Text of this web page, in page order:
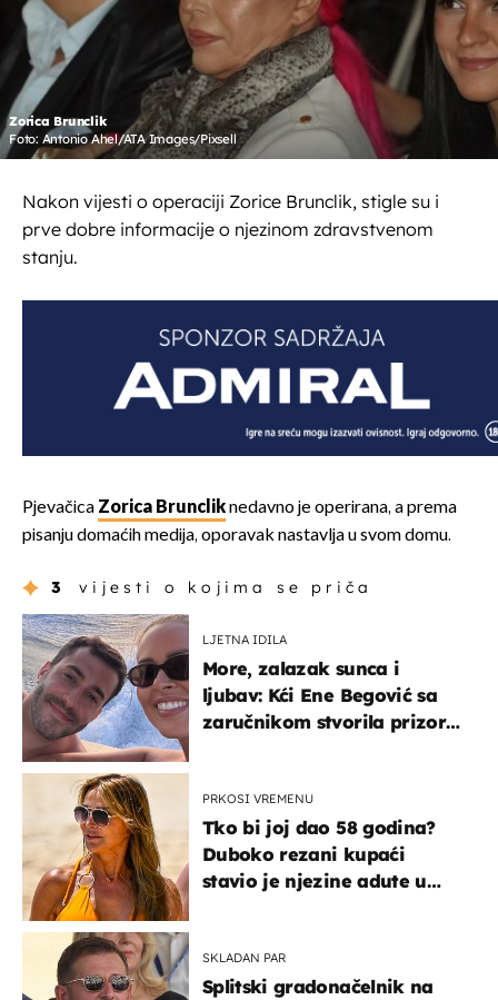
Zorica Brunclik
Foto: Antonio Ahel/ATA Images/Pixsell
Nakon vijesti o operaciji Zorice Brunclik, stigle su i
prve dobre informacije o njezinom zdravstvenom
stanju.
Pjevačica Zorica Bruncliknedavno je operirana, a prema
pisanju domaćih medija, oporavak nastavlja u svom domu.
3 vijesti o kojima se priča
LJETNA IDILA
More, zalazak sunca i
ljubav: Kći Ene Begović sa
zaručnikom stvorila prizor
PRKOSI VREMENU
Tko bi joj dao 58 godina?
Duboko rezani kupaći
stavio je njezine adute u
SKLADAN PAR
Splitski gradonačelnik na